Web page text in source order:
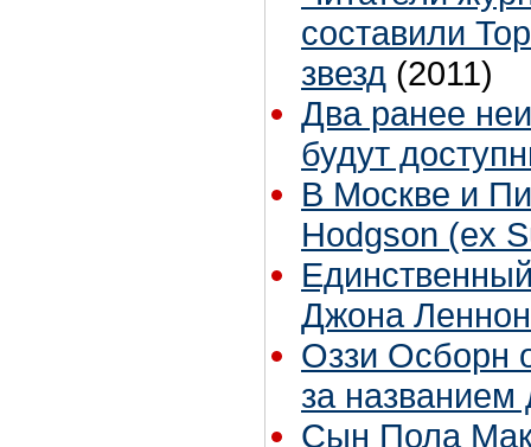
составили
звезд (2011)
Два ранее
будут
В Москве и
Hodgson (ex
Джона
Оззи Осборн
за
Сын Пола